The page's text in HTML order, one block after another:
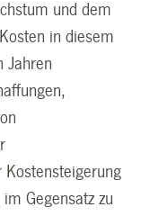
und dem
in diesem
Jahren
Kostensteigerung
Gegensatz zu